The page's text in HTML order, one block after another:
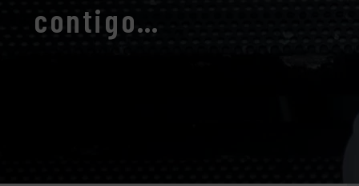
contigo…